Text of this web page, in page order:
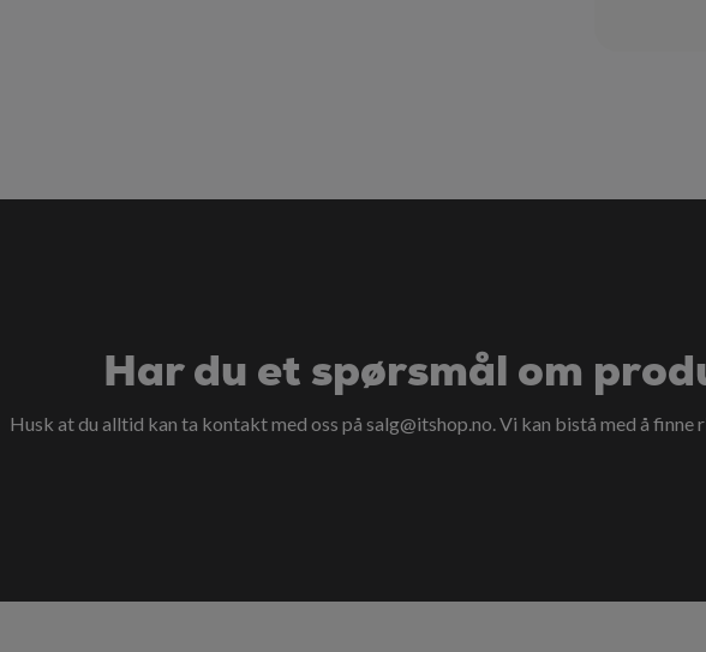
Har du et spørsmål om
Husk at du alltid kan ta kontakt med oss på salg@itshop.no. Vi kan bistå med å